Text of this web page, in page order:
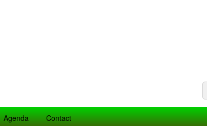
Agenda Contact